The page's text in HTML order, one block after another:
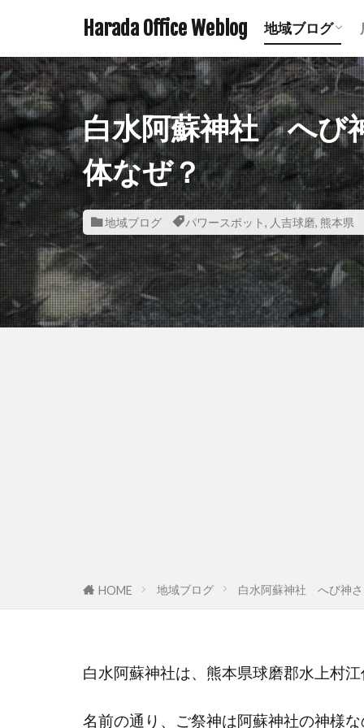
Harada Office Weblog 地域ブログ
アニメ聖地
ミステリー
珍スポット ま
遺構探訪記
鉄道関連記
ダムの記事
鹿児島の神社
宮崎の神社一
熊本の神社一
白水阿蘇神社 へび
体なぜ？
地域ブログ パワースポット, 人吉球磨, 熊本県
HOME 地域ブログ 白水阿蘇神社 へび神
白水阿蘇神社は、熊本県球磨郡水上村
名前の通り、ご祭神は阿蘇神社の神様